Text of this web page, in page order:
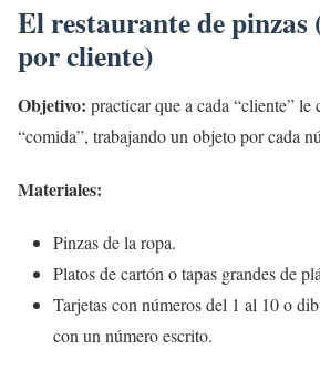
El restaurante de
por cliente)
Objetivo: practicar que a cada “cliente” le
“comida”, trabajando un objeto por cada
Materiales:
Pinzas de la ropa.
Platos de cartón o tapas grandes de
Tarjetas con números del 1 al 10 o
con un número escrito.